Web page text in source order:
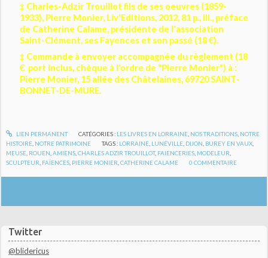
Twitter
@blidericus
‡ Charles-Adzir Trouillot fils de ses oeuvres (1859-
1933), Pierre Monier, Liv'Editions, 2012, 81 p., ill., préface
de Catherine Calame, présidente de l'association
Saint-Clément, ses Fayences et son passé (18 €).
‡ Commande à envoyer accompagnée du règlement (18
€ port inclus, chèque à l'ordre de "Pierre Monier") à :
Pierre Monier, 15 allée des Châtelaines, 69720 SAINT-
BONNET-DE-MURE.
LIEN PERMANENT CATÉGORIES : LES LIVRES EN LORRAINE, NOS TRADITIONS, NOTRE
HISTOIRE NOTRE PATRIMOINE TAGS : LORRAINE LUNÉVILLE DIJON BUREY EN VAUX
MEUSE ROUEN ,AMIENS ,CHARLES ADZIR TROUILLOT, FAIENCERIES MODELEUR
SCULPTEUR FAÏENCES PIERRE MONIER ,CATHERINE CALAME 0 COMMENTAIRE